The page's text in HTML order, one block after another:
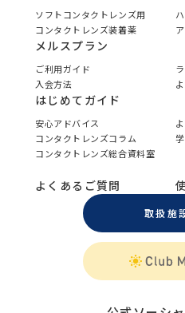
ソフトコンタクトレンズ用
コンタクトレンズ装着薬
メルスプラン
ご利用ガイド
入会方法
はじめてガイド
安心アドバイス
コンタクトレンズコラム
コンタクトレンズ総合資料室
よくあるご質問
取扱施